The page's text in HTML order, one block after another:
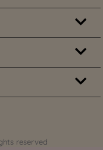
reserved